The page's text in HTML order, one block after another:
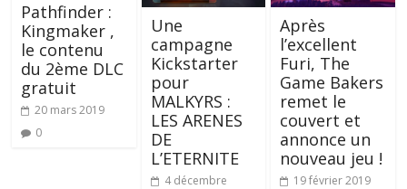
Pathfinder :
Kingmaker ,
le contenu
du 2ème DLC
gratuit
20 mars 2019
0
Une
campagne
Kickstarter
pour
MALKYRS :
LES ARENES
DE
L’ETERNITE
4 décembre
Après
l’excellent
Furi, The
Game Bakers
remet le
couvert et
annonce un
nouveau jeu !
19 février 2019